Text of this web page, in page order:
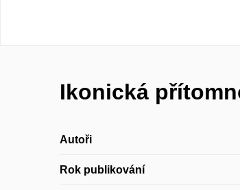
Ikonická
Autoři
Rok publikování